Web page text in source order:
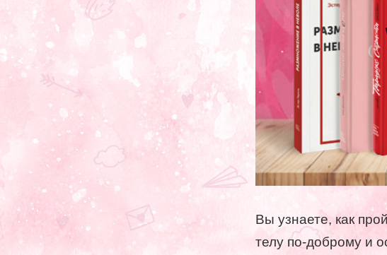
Вы узнаете, как
телу по-доброму и